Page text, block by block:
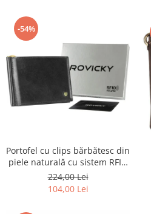
-54%
Portofel cu clips bărbătesc din
piele naturală cu sistem RFID
- Rovicky PTR-N1908-RVT-9799
BLACK
224,00 Lei
104,00 Lei